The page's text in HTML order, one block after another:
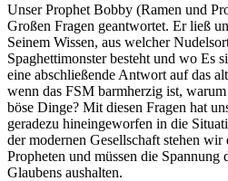
Unser Prophet Bobby (Ramen und
Großen Fragen geantwortet. Er ließ
Seinem Wissen, aus welcher
Spaghettimonster besteht und wo Es
eine abschließende Antwort auf das
wenn das FSM barmherzig ist,
böse Dinge? Mit diesen Fragen hat
geradezu hineingeworfen in die
der modernen Gesellschaft stehen
Propheten und müssen die Spannung
Glaubens aushalten.